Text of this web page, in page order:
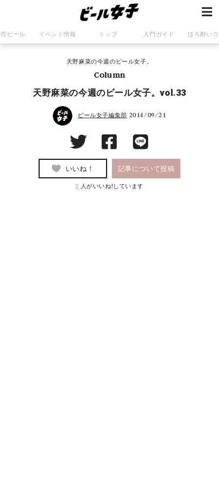
ビール イベント情報 トップ 入門ガイド ほろ酔い
天野麻菜の今週のビール女子。
Column
天野麻菜の今週のビール女子。vol.33
ビール女子編集部 2014/09/21
いいね！ 記事について投稿
0 人がいいね!しています